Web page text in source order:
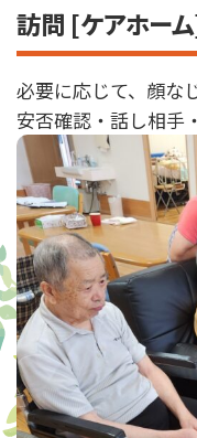
訪問 [ケアホー
必要に応じて、顔な
安否確認・話し相手